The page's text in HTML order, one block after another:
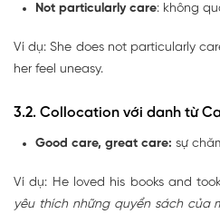
Not particularly care: không
Ví dụ: She does not particularly
her feel uneasy.
3.2. Collocation với danh từ
Good care, great care: sự
Ví dụ: He loved his books and
yêu thích những quyển sách của